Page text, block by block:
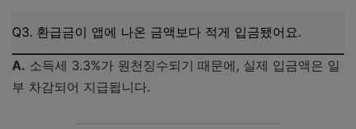
Q3. 환급금이 앱에 나온 금액보다 적게 입금됐어요.
A. 소득세 3.3%가 원천징수되기 때문에, 실제 입금액은 일
부 차감되어 지급됩니다.